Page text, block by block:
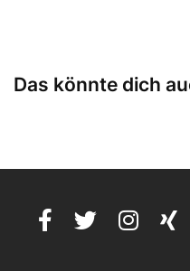
Das könnte dich